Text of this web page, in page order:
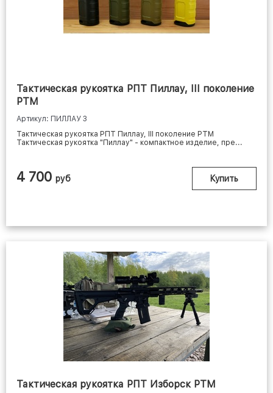
Тактическая рукоятка РПТ Пиллау, III поколение
РТМ
Артикул: ПИЛЛАУ 3
Тактическая рукоятка РПТ Пиллау, III поколение РТМ
Тактическая рукоятка "Пиллау" - компактное изделие, пре...
4 700 руб Купить
Тактическая рукоятка РПТ Изборск РТМ